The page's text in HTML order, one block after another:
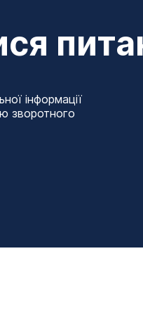
інформації
зворотного